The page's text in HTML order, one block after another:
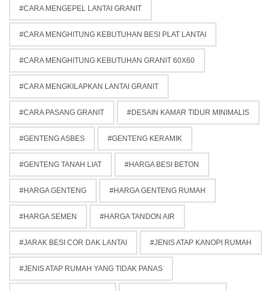
CARA MENGEPEL LANTAI GRANIT
CARA MENGHITUNG KEBUTUHAN BESI PLAT LANTAI
CARA MENGHITUNG KEBUTUHAN GRANIT 60X60
CARA MENGKILAPKAN LANTAI GRANIT
CARA PASANG GRANIT DESAIN KAMAR TIDUR MINIMALIS
GENTENG ASBES GENTENG KERAMIK
GENTENG TANAH LIAT HARGA BESI BETON
HARGA GENTENG HARGA GENTENG RUMAH
HARGA SEMEN HARGA TANDON AIR
JARAK BESI COR DAK LANTAI JENIS ATAP KANOPI RUMAH
JENIS ATAP RUMAH YANG TIDAK PANAS